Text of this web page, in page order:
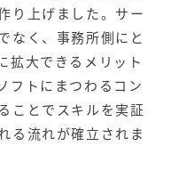
り上げました。サー
なく、事務所側にと
拡大できるメリット
フトにまつわるコン
ことでスキルを実証
る流れが確立されま